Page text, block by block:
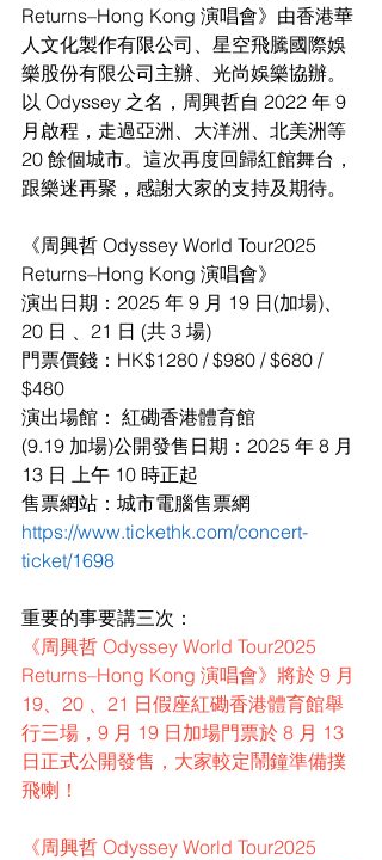
Returns–Hong Kong 演唱會》由香港華
人文化製作有限公司、星空飛騰國際娛
樂股份有限公司主辦、光尚娛樂協辦。
以 Odyssey 之名，周興哲自 2022 年 9
月啟程，走過亞洲、大洋洲、北美洲等
20 餘個城市。這次再度回歸紅館舞台，
跟樂迷再聚，感謝大家的支持及期待。
《周興哲 Odyssey World Tour2025
Returns–Hong Kong 演唱會》
演出日期：2025 年 9 月 19 日(加場)、
20 日 、21 日 (共 3 場)
門票價錢：HK$1280 / $980 / $680 /
$480
演出場館： 紅磡香港體育館
(9.19 加場)公開發售日期：2025 年 8 月
13 日 上午 10 時正起
售票網站：城市電腦售票網
https://www.tickethk.com/concert-
ticket/1698
重要的事要講三次：
《周興哲 Odyssey World Tour2025
Returns–Hong Kong 演唱會》將於 9 月
19、20 、21 日假座紅磡香港體育館舉
行三場，9 月 19 日加場門票於 8 月 13
日正式公開發售，大家較定鬧鐘準備撲
飛喇！
《周興哲 Odyssey World Tour2025